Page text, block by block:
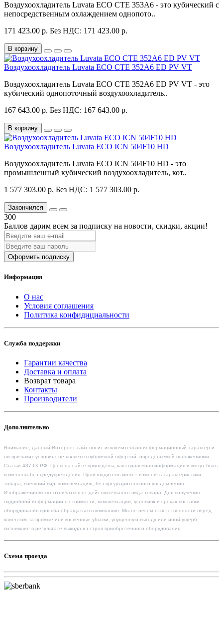
Воздухоохладитель Luvata ECO CTE 353A6 - это кубический с
непосредственным охлаждением однопото..
171 423.00 р. Без НДС: 171 423.00 р.
В корзину
Воздухоохладитель Luvata ECO CTE 352A6 ED PV VT
Воздухоохладитель Luvata ECO CTE 352A6 ED PV VT - это
кубический однопоточный воздухоохладитель..
167 643.00 р. Без НДС: 167 643.00 р.
В корзину
Воздухоохладитель Luvata ECO ICN 504F10 HD
Воздухоохладитель Luvata ECO ICN 504F10 HD - это
промышленный кубический воздухоохладитель, кот..
1 577 303.00 р. Без НДС: 1 577 303.00 р.
Закончился
300
Баллов дарим всем за подписку на новости, скидки, акции!
Оформить подписку
Информация
О нас
Условия соглашения
Политика конфидициальности
Служба поддержки
Гарантии качества
Доставка и оплата
Возврат товара
Контакты
Производители
Дополнительно
Внимание, данный Интернет-сайт носит исключительно информационный характер и
ни при каких условиях не является публичной офертой, определяемой положениями
Статьи 437 ГК РФ. Цены на сайте приведены, как справочная информация и могут быть
изменены без предупреждения. Производитель может изменить характеристики
товара, внешний вид, комплектацию, без предварительного уведомления.
Изображения могут отличаться от действительного вида товара. Для получения
подробной информации о стоимости, комплектации, условиях и сроках поставки
оборудования просьба обращаться в компанию. Мы не несем ответственности перед
клиентом за прямые или косвенные убытки, упущенную выгоду или иной ущерб,
возникшие в результате выхода из строя приобретенного оборудования.
Схема проезда